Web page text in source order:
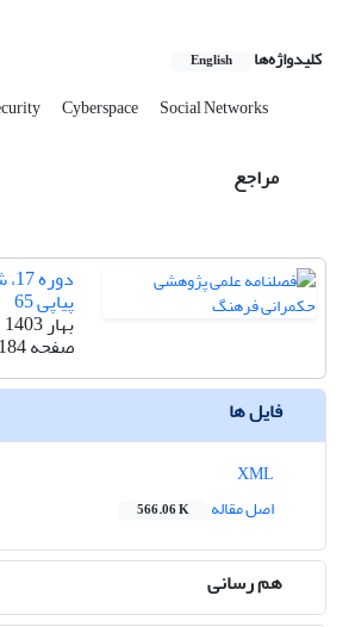
کلیدواژه‌ها English
Cyberspace Social Networks
مراجع
پیاپی 65
بهار 1403
صفحه
فایل ها
اصل مقاله
566.06 K
هم رسانی